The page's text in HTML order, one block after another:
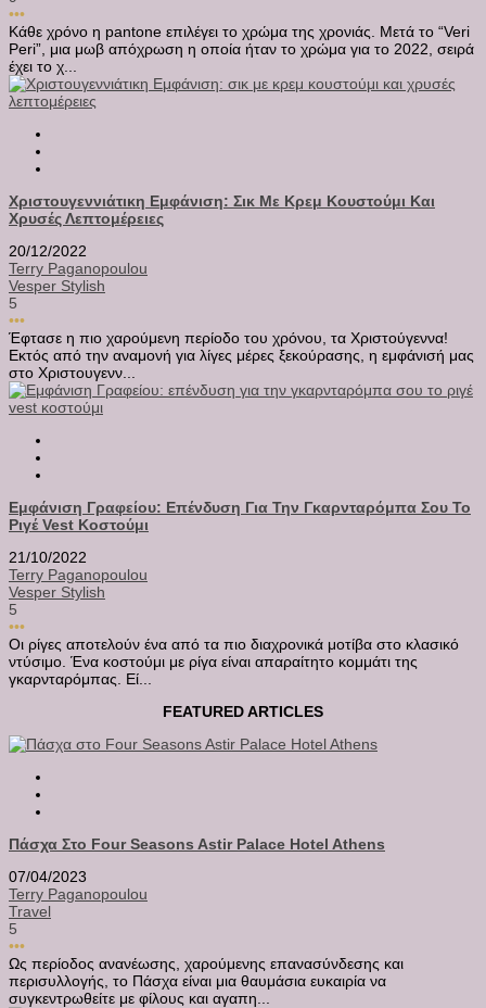
•••
Κάθε χρόνο η pantone επιλέγει το χρώμα της χρονιάς. Μετά το “Veri
Peri”, μια μωβ απόχρωση η οποία ήταν το χρώμα για το 2022, σειρά
έχει το χ...
Χριστουγεννιάτικη Εμφάνιση: Σικ Με Κρεμ Κουστούμι Και
Χρυσές Λεπτομέρειες
20/12/2022
Terry Paganopoulou
Vesper Stylish
5
•••
Έφτασε η πιο χαρούμενη περίοδο του χρόνου, τα Χριστούγεννα!
Εκτός από την αναμονή για λίγες μέρες ξεκούρασης, η εμφάνισή μας
στο Χριστουγενν...
Εμφάνιση Γραφείου: Επένδυση Για Την Γκαρνταρόμπα Σου Το
Ριγέ Vest Κοστούμι
21/10/2022
Terry Paganopoulou
Vesper Stylish
5
•••
Οι ρίγες αποτελούν ένα από τα πιο διαχρονικά μοτίβα στο κλασικό
ντύσιμο. Ένα κοστούμι με ρίγα είναι απαραίτητο κομμάτι της
γκαρνταρόμπας. Εί...
FEATURED ARTICLES
Πάσχα Στο Four Seasons Astir Palace Hotel Athens
07/04/2023
Terry Paganopoulou
Travel
5
•••
Ως περίοδος ανανέωσης, χαρούμενης επανασύνδεσης και
περισυλλογής, το Πάσχα είναι μια θαυμάσια ευκαιρία να
συγκεντρωθείτε με φίλους και αγαπη...